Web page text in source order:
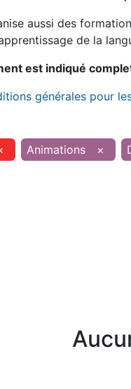
aussi des
de la
est indiqué
générales pour
Animations ×